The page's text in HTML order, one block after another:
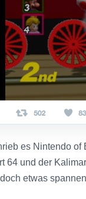
es Nintendo
64 und der
etwas